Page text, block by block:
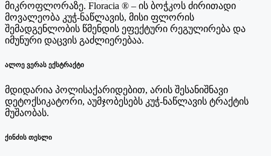
მიკროფლორაზე. Floracia ® – ის ბოჭკოს ძირითადი
მოვალეობა კუჭ-ნაწლავის, მისი ფლორის
შემადგენლობის წმენდის ეფექტური რეგულირება და
იმუნური დაცვის გაძლიერებაა.
ალოე ვერას ექსტრაქტი
მდიდარია პოლისაქარიდებით, არის შესანიშნავი
დეტოქსიკატორი, აუმჯობესებს კუჭ-ნაწლავის ტრაქტის
მუშაობას.
ქინძის თესლი